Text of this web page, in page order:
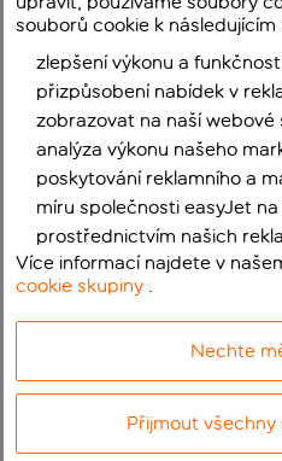
souborů cookie k následujícím
zlepšení výkonu a
přizpůsobení nabídek v
zobrazovat na naší webové
analýza výkonu našeho
poskytování reklamního a
míru společnosti easyJet
prostřednictvím našich
Více informací najdete v
cookie skupiny .
Nechte
Přijmout